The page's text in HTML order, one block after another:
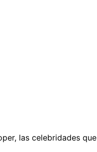
las celebridades que